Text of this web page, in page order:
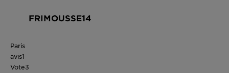
FRIMOUSSE14
Paris
avis1
Vote3